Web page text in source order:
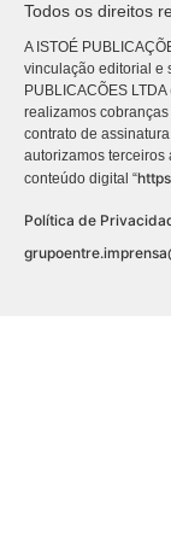
Todos os direitos
A ISTOÉ
vinculação editorial e
PUBLICACÕES
realizamos
contrato de
autorizamos
conteúdo digital “
Política de